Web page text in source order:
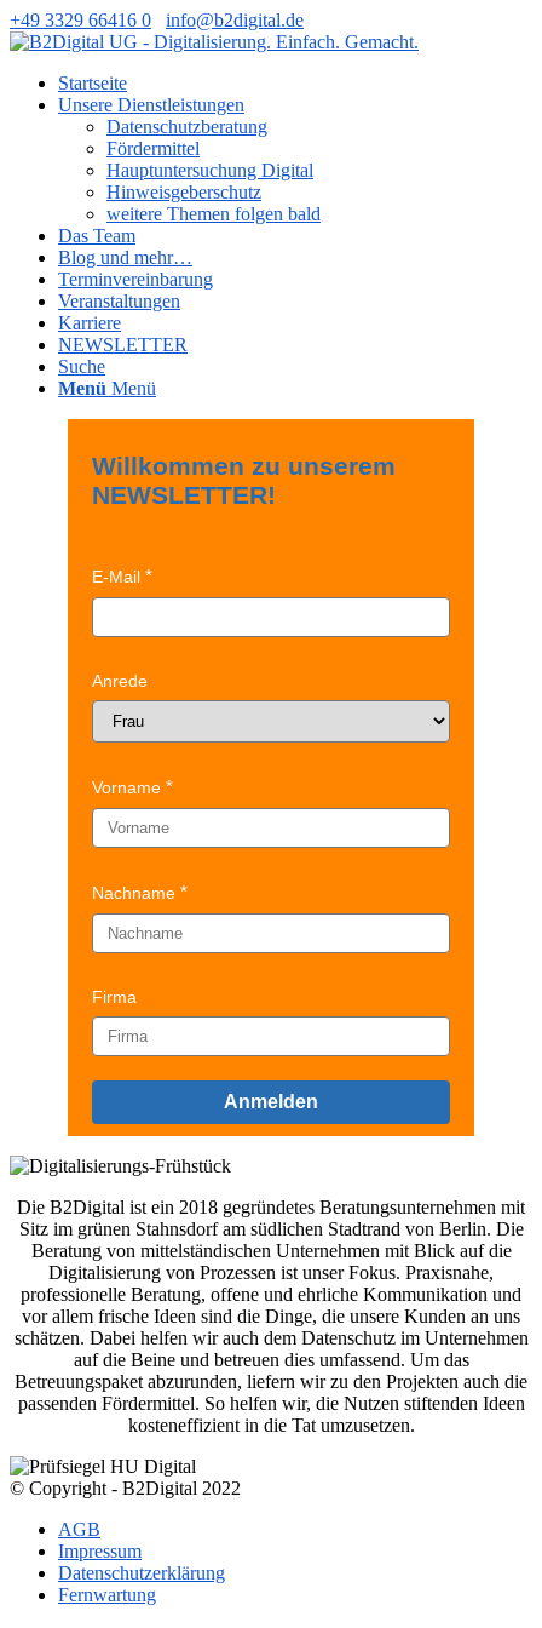
+49 3329 66416 0 info@b2digital.de
Startseite
Unsere Dienstleistungen
Datenschutzberatung
Fördermittel
Hauptuntersuchung Digital
Hinweisgeberschutz
weitere Themen folgen bald
Das Team
Blog und mehr…
Terminvereinbarung
Veranstaltungen
Karriere
NEWSLETTER
Suche
Menü Menü
Willkommen zu unserem
NEWSLETTER!
E-Mail
Anrede
Vorname
Nachname
Firma
Anmelden
Die B2Digital ist ein 2018 gegründetes Beratungsunternehmen mit
Sitz im grünen Stahnsdorf am südlichen Stadtrand von Berlin. Die
Beratung von mittelständischen Unternehmen mit Blick auf die
Digitalisierung von Prozessen ist unser Fokus. Praxisnahe,
professionelle Beratung, offene und ehrliche Kommunikation und
vor allem frische Ideen sind die Dinge, die unsere Kunden an uns
schätzen. Dabei helfen wir auch dem Datenschutz im Unternehmen
auf die Beine und betreuen dies umfassend. Um das
Betreuungspaket abzurunden, liefern wir zu den Projekten auch die
passenden Fördermittel. So helfen wir, die Nutzen stiftenden Ideen
kosteneffizient in die Tat umzusetzen.
© Copyright - B2Digital 2022
AGB
Impressum
Datenschutzerklärung
Fernwartung